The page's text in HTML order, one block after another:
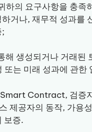
하의 요구사항을 충족
거나, 재무적 성과를
해 생성되거나 거래된
또는 미래 성과에 관한
Contract, 검증
제공자의 동작, 가용
보증.